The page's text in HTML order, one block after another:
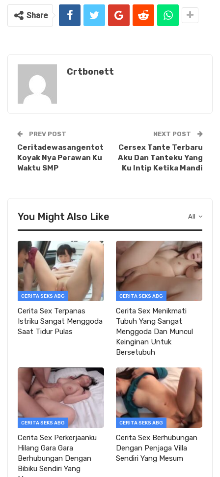
Share
Crtbonett
PREV POST
Ceritadewasangentot
Koyak Nya Perawan Ku
Waktu SMP
NEXT POST
Cersex Tante Terbaru
Aku Dan Tanteku Yang
Ku Intip Ketika Mandi
All
You Might Also Like
CERITA SEKS ABG
Cerita Sex Terpanas
Istriku Sangat Menggoda
Saat Tidur Pulas
CERITA SEKS ABG
Cerita Sex Menikmati
Tubuh Yang Sangat
Menggoda Dan Muncul
Keinginan Untuk
Bersetubuh
CERITA SEKS ABG
Cerita Sex Perkerjaanku
Hilang Gara Gara
Berhubungan Dengan
Bibiku Sendiri Yang
CERITA SEKS ABG
Cerita Sex Berhubungan
Dengan Penjaga Villa
Sendiri Yang Mesum